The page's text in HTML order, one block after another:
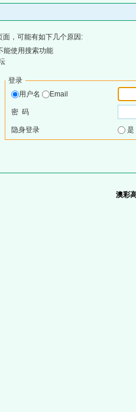
，可能有如下几个原因:
能使用搜索功能
登录
用户名
Email
密 码
隐身登录
澳彩